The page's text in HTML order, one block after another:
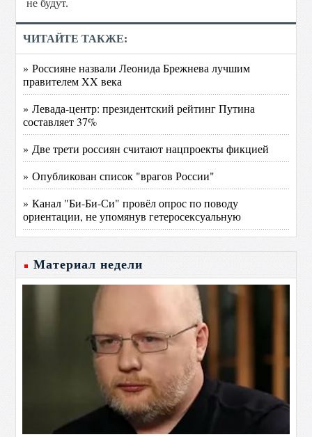
не будут.
ЧИТАЙТЕ ТАКЖЕ:
» Россияне назвали Леонида Брежнева лучшим
правителем XX века
» Левада-центр: президентский рейтинг Путина
составляет 37%
» Две трети россиян считают нацпроекты фикцией
» Опубликован список "врагов России"
» Канал "Би-Би-Си" провёл опрос по поводу
ориентации, не упомянув гетеросексуальную
Материал недели